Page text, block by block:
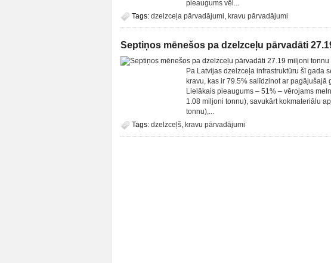
pieaugums vēl...
Tags: dzelzceļa pārvadājumi, kravu pārvadājumi
Septiņos mēnešos pa dzelzceļu pārvadāti
Pa Latvijas dzelzceļa infrastruktūru šī gada
kravu, kas ir 79.5% salīdzinot ar
Lielākais pieaugums – 51% – vērojams
1.08 miljoni tonnu), savukārt kokmateriālu
tonnu),...
Tags: dzelzceļš, kravu pārvadājumi